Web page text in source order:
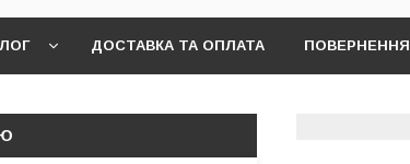
ДОСТАВКА ТА ОПЛАТА